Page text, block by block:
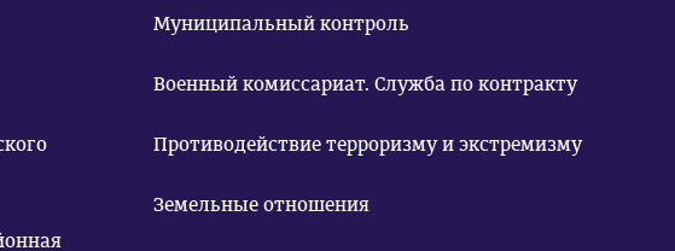
Муниципальный контроль
Военный комиссариат. Служба по контракту
Противодействие терроризму и экстремизму
Земельные отношения